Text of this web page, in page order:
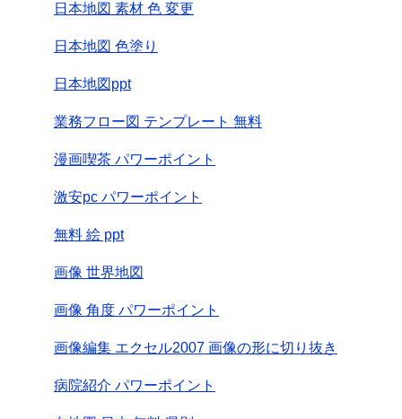
日本地図 素材 色 変更
日本地図 色塗り
日本地図ppt
業務フロー図 テンプレート 無料
漫画喫茶 パワーポイント
激安pc パワーポイント
無料 絵 ppt
画像 世界地図
画像 角度 パワーポイント
画像編集 エクセル2007 画像の形に切り抜き
病院紹介 パワーポイント